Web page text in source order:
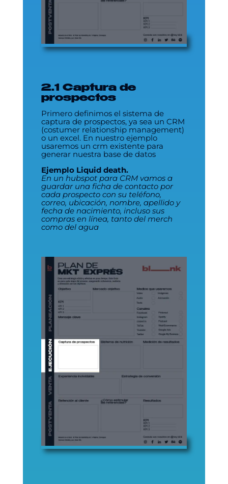
2.1 Captura de
prospectos
Primero definimos el sistema de
captura de prospectos, ya sea un CRM
(costumer relationship management)
o un excel. En nuestro ejemplo
usaremos un crm existente para
generar nuestra base de datos
Ejemplo Liquid death.
En un hubspot para CRM vamos a
guardar una ficha de contacto por
cada prospecto con su teléfono,
correo, ubicación, nombre, apellido y
fecha de nacimiento, incluso sus
compras en línea, tanto del merch
como del agua